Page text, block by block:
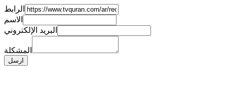
الرابط
الاسم
البريد الإلكتروني
المشكلة
ارسل